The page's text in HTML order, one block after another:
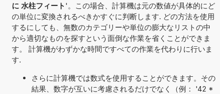
に 水柱フィート '。この場合、計算機は元の数値が具体的にど
の単位に変換されるべきかすぐに判断します. どの方法を使用
するにしても、無数のカテゴリーや単位の膨大なリストの中
から適切なものを探すという面倒な作業を省くことができま
す。 計算機がわずかな時間ですべての作業を代わりに行いま
す.
さらに計算機では数式を使用することができます。その
結果、数字が互いに考慮されるだけでなく（例： '42 *